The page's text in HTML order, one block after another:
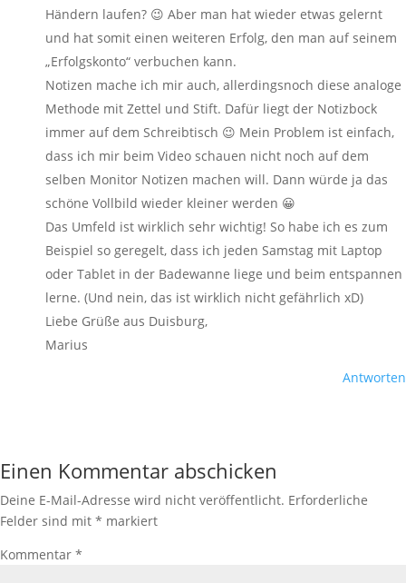
Händern laufen? 😉 Aber man hat wieder etwas gelernt
und hat somit einen weiteren Erfolg, den man auf seinem
„Erfolgskonto“ verbuchen kann.
Notizen mache ich mir auch, allerdingsnoch diese analoge
Methode mit Zettel und Stift. Dafür liegt der Notizbock
immer auf dem Schreibtisch 😉 Mein Problem ist einfach,
dass ich mir beim Video schauen nicht noch auf dem
selben Monitor Notizen machen will. Dann würde ja das
schöne Vollbild wieder kleiner werden 😀
Das Umfeld ist wirklich sehr wichtig! So habe ich es zum
Beispiel so geregelt, dass ich jeden Samstag mit Laptop
oder Tablet in der Badewanne liege und beim entspannen
lerne. (Und nein, das ist wirklich nicht gefährlich xD)
Liebe Grüße aus Duisburg,
Marius
Antworten
Einen Kommentar abschicken
Deine E-Mail-Adresse wird nicht veröffentlicht. Erforderliche
Felder sind mit * markiert
Kommentar *